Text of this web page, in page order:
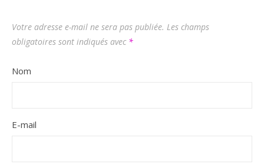
Votre adresse e-mail ne sera pas publiée. Les champs
obligatoires sont indiqués avec *
Nom
E-mail